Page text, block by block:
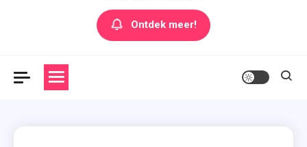
Ontdek meer!